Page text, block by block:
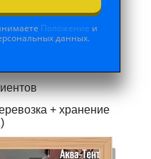
Положение и
данных.
+ хранение